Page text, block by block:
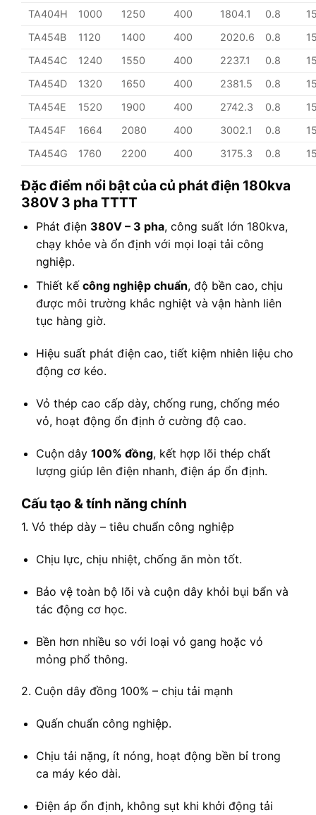
TA404H 1000 1250 400 1804.1 0.8
TA454B
1120 1400 400 2020.6 0.8
TA454C
1240 1550 400 2237.1 0.8
TA454D
1320 1650 400 2381.5 0.8
TA454E
1520 1900 400 2742.3 0.8
TA454F
1664 2080 400 3002.1 0.8
TA454G
1760 2200 400 3175.3 0.8
Đặc điểm nổi bật của củ phát điện 180kva
380V 3 pha TTTT
Phát điện 380V – 3 pha, công suất lớn 180kva,
chạy khỏe và ổn định với mọi loại tải công
nghiệp.
Thiết kế công nghiệp chuẩn, độ bền cao, chịu
được môi trường khắc nghiệt và vận hành liên
tục hàng giờ.
Hiệu suất phát điện cao, tiết kiệm nhiên liệu cho
động cơ kéo.
Vỏ thép cao cấp dày, chống rung, chống méo
vỏ, hoạt động ổn định ở cường độ cao.
Cuộn dây 100% đồng, kết hợp lõi thép chất
lượng giúp lên điện nhanh, điện áp ổn định.
Cấu tạo & tính năng chính
1. Vỏ thép dày – tiêu chuẩn công nghiệp
Chịu lực, chịu nhiệt, chống ăn mòn tốt.
Bảo vệ toàn bộ lõi và cuộn dây khỏi bụi bẩn và
tác động cơ học.
Bền hơn nhiều so với loại vỏ gang hoặc vỏ
mỏng phổ thông.
2. Cuộn dây đồng 100% – chịu tải mạnh
Quấn chuẩn công nghiệp.
Chịu tải nặng, ít nóng, hoạt động bền bỉ trong
ca máy kéo dài.
Điện áp ổn định, không sụt khi khởi động tải